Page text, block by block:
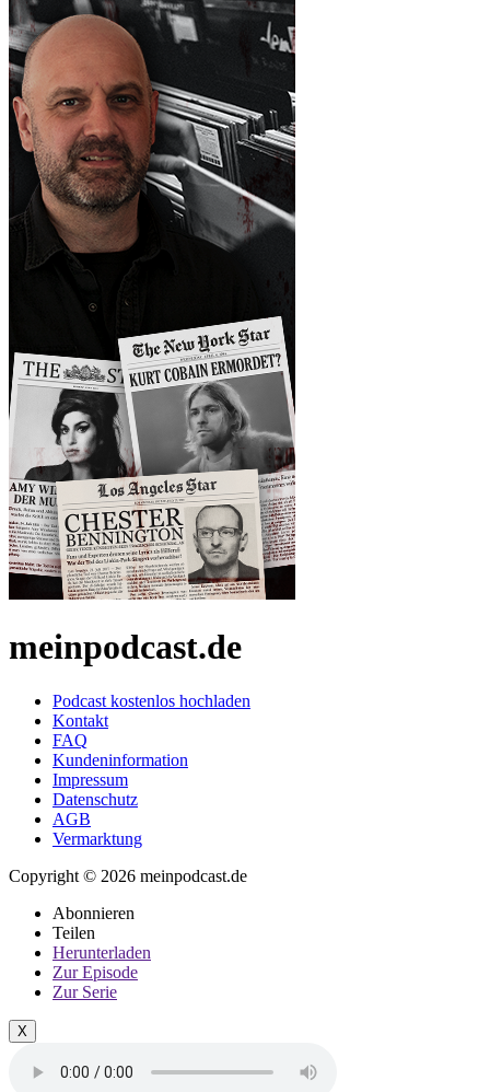
meinpodcast.de
Podcast kostenlos hochladen
Kontakt
FAQ
Kundeninformation
Impressum
Datenschutz
AGB
Vermarktung
Copyright © 2026 meinpodcast.de
Abonnieren
Teilen
Herunterladen
Zur Episode
Zur Serie
X